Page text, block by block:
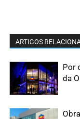
ARTIGOS
Por
da